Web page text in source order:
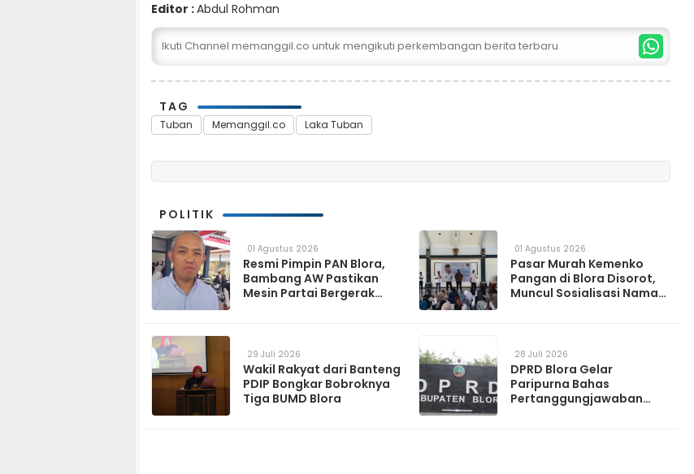
Editor :Abdul Rohman
Ikuti Channel memanggil.co untuk mengikuti perkembangan berita terbaru
TAG
Tuban Memanggil.co Laka Tuban
POLITIK
01 Agustus 2026
Resmi Pimpin PAN Blora,
Bambang AW Pastikan
Mesin Partai Bergerak
01 Agustus 2026
Pasar Murah Kemenko
Pangan di Blora Disorot,
Muncul Sosialisasi Nama
29 Juli 2026
Wakil Rakyat dari Banteng
PDIP Bongkar Bobroknya
Tiga BUMD Blora
28 Juli 2026
DPRD Blora Gelar
Paripurna Bahas
Pertanggungjawaban